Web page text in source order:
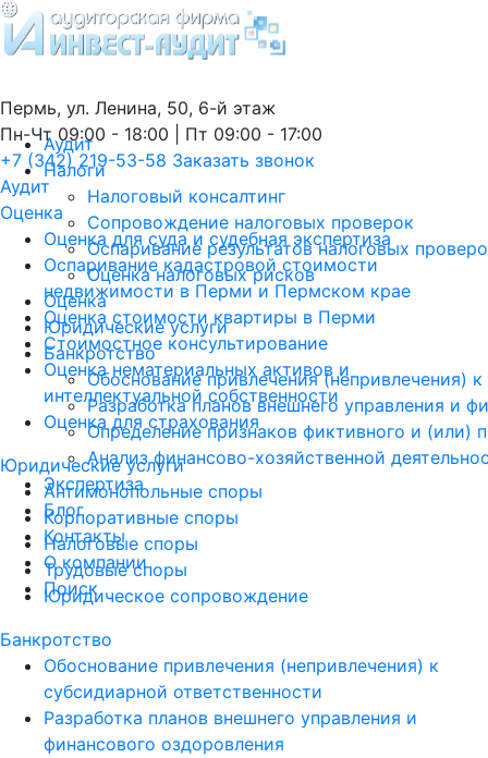
Пермь, ул. Ленина, 50, 6-й этаж
Пн-Чт 09:00 - 18:00 | Пт 09:00 - 17:00
+7 (342) 219-53-58 Заказать звонок
Аудит
Оценка
Оценка для суда и судебная экспертиза
Оспаривание кадастровой стоимости
недвижимости в Перми и Пермском крае
Оценка стоимости квартиры в Перми
Стоимостное консультирование
Оценка нематериальных активов и
интеллектуальной собственности
Оценка для страхования
Юридические услуги
Антимонопольные споры
Корпоративные споры
Налоговые споры
Трудовые споры
Юридическое сопровождение
Банкротство
Обоснование привлечения (непривлечения) к
субсидиарной ответственности
Разработка планов внешнего управления и
финансового оздоровления
Аудит
Налоги
Налоговый консалтинг
Сопровождение налоговых проверок
Оспаривание результатов налоговых
Оценка налоговых рисков
Оценка
Юридические услуги
Банкротство
Обоснование привлечения (непривлечения)
Разработка планов внешнего управления и
Определение признаков фиктивного и (или)
Анализ финансово-хозяйственной
Экспертиза
Блог
Контакты
О компании
Поиск